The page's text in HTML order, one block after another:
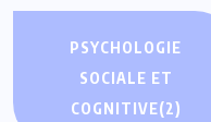
PSYCHOLOGIE
SOCIALE ET
COGNITIVE(2)